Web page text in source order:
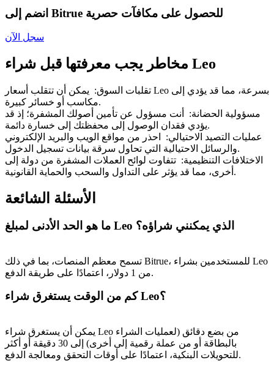
تعرف على كيفية كسب الدخل السلبي
Bitrue
شركاء بيترو
شركاء Bitrue
انضم إلى Bitrue للحصول على مكافآت حصرية
سجل الآن
مخاطر يجب معرفتها قبل شراء Leo
تقلبات السوق: يمكن أن تتقلب أسعار Leo بسرعة، مما قد يؤدي إلى
مكاسب أو خسائر كبيرة.
مسؤولية الحضانة:
أنت مسؤول عن تأمين أصولك المشفرة؛ إذ قد
يؤدي فقدان الوصول إلى محفظتك إلى خسارة دائمة.
عمليات التصيد الاحتيالي:
احذر من مواقع الويب والبريد الإلكتروني
والرسائل الاحتيالية التي تحاول سرقة بيانات تسجيل الدخول.
الاختلافات التنظيمية: تتفاوت لوائح العملات المشفرة من دولة إلى
أخرى، مما قد يؤثر على التداول والسحب والحماية القانونية.
الأسئلة الشائعة
ما هو الحد الأدنى لمبلغ Leo الذي يمكنني شراؤه؟
تسمح معظم المنصات، بما في ذلك Bitrue، للمستخدمين بشراء Leo
من 1 دولار، اعتمادًا على طريقة الدفع.
كم من الوقت يستغرق شراء Leo؟
يمكن أن يستغرق شراء Leo من بضع دقائق (لعمليات الشراء
بالبطاقة أو من عملة رقمية إلى أخرى) إلى 30 دقيقة أو أكثر
للتحويلات البنكية، اعتمادًا على أوقات التحقق ومعالجة الدفع.